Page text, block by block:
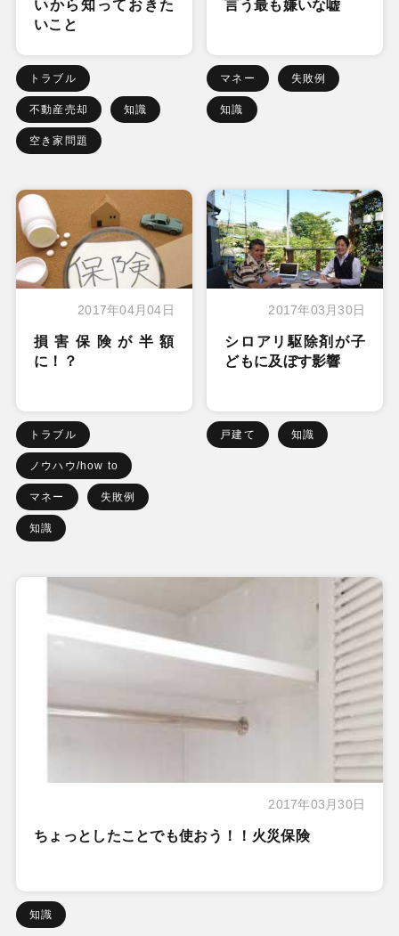
いから知っておきた
いこと
トラブル
不動産売却 知識
空き家問題
言う最も嫌いな嘘
マネー 失敗例
知識
2017年04月04日
損害保険が半額
に！？
トラブル
ノウハウ/how to
マネー 失敗例
知識
2017年03月30日
シロアリ駆除剤が子
どもに及ぼす影響
戸建て 知識
2017年03月30日
ちょっとしたことでも使おう！！火災保険
知識